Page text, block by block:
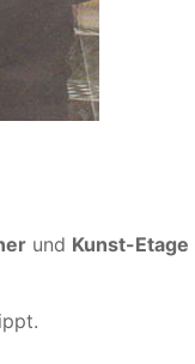
und Kunst-Etage